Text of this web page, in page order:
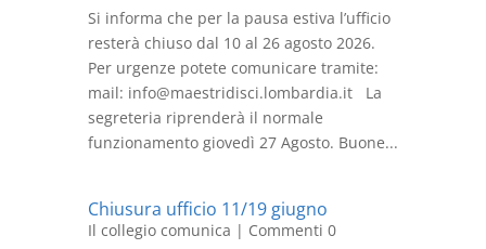
Si informa che per la pausa estiva l’ufficio
resterà chiuso dal 10 al 26 agosto 2026.
Per urgenze potete comunicare tramite:
mail: info@maestridisci.lombardia.it La
segreteria riprenderà il normale
funzionamento giovedì 27 Agosto. Buone...
Chiusura ufficio 11/19 giugno
Il collegio comunica | Commenti 0